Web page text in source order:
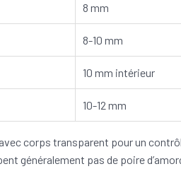
8 mm
8-10 mm
10 mm intérieur
10-12 mm
corps transparent pour un
généralement pas de poire